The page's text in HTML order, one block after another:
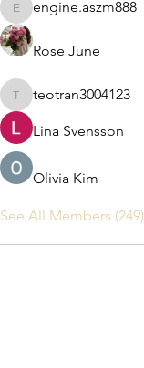
engine.aszm888
engine.aszm888
Rose June
teotran3004123
teotran3004123
Lina Svensson
Olivia Kim
See All Members (249)